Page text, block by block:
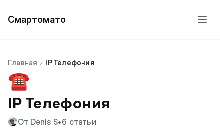
Смартомато
Главная IP Телефония
☎️
IP Телефония
От Denis S•6 статьи